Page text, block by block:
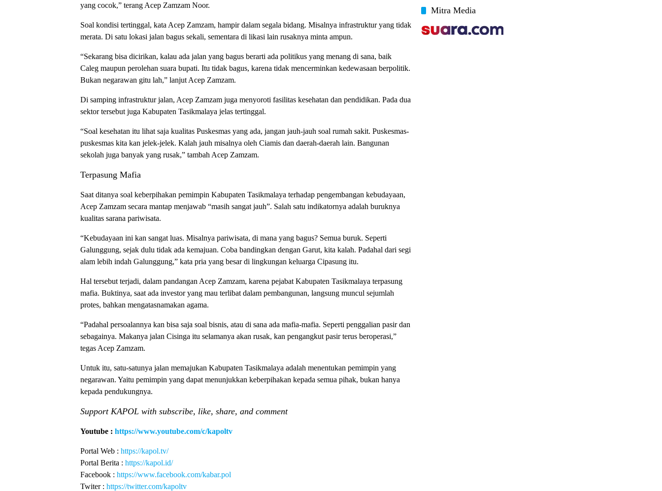
yang cocok,” terang Acep Zamzam Noor.
Soal kondisi tertinggal, kata Acep Zamzam, hampir dalam segala bidang. Misalnya infrastruktur yang tidak
merata. Di satu lokasi jalan bagus sekali, sementara di likasi lain rusaknya minta ampun.
“Sekarang bisa dicirikan, kalau ada jalan yang bagus berarti ada politikus yang menang di sana, baik
Caleg maupun perolehan suara bupati. Itu tidak bagus, karena tidak mencerminkan kedewasaan berpolitik.
Bukan negarawan gitu lah,” lanjut Acep Zamzam.
Di samping infrastruktur jalan, Acep Zamzam juga menyoroti fasilitas kesehatan dan pendidikan. Pada dua
sektor tersebut juga Kabupaten Tasikmalaya jelas tertinggal.
“Soal kesehatan itu lihat saja kualitas Puskesmas yang ada, jangan jauh-jauh soal rumah sakit. Puskesmas-
puskesmas kita kan jelek-jelek. Kalah jauh misalnya oleh Ciamis dan daerah-daerah lain. Bangunan
sekolah juga banyak yang rusak,” tambah Acep Zamzam.
Terpasung Mafia
Saat ditanya soal keberpihakan pemimpin Kabupaten Tasikmalaya terhadap pengembangan kebudayaan,
Acep Zamzam secara mantap menjawab “masih sangat jauh”. Salah satu indikatornya adalah buruknya
kualitas sarana pariwisata.
“Kebudayaan ini kan sangat luas. Misalnya pariwisata, di mana yang bagus? Semua buruk. Seperti
Galunggung, sejak dulu tidak ada kemajuan. Coba bandingkan dengan Garut, kita kalah. Padahal dari segi
alam lebih indah Galunggung,” kata pria yang besar di lingkungan keluarga Cipasung itu.
Hal tersebut terjadi, dalam pandangan Acep Zamzam, karena pejabat Kabupaten Tasikmalaya terpasung
mafia. Buktinya, saat ada investor yang mau terlibat dalam pembangunan, langsung muncul sejumlah
protes, bahkan mengatasnamakan agama.
“Padahal persoalannya kan bisa saja soal bisnis, atau di sana ada mafia-mafia. Seperti penggalian pasir dan
sebagainya. Makanya jalan Cisinga itu selamanya akan rusak, kan pengangkut pasir terus beroperasi,”
tegas Acep Zamzam.
Untuk itu, satu-satunya jalan memajukan Kabupaten Tasikmalaya adalah menentukan pemimpin yang
negarawan. Yaitu pemimpin yang dapat menunjukkan keberpihakan kepada semua pihak, bukan hanya
kepada pendukungnya.
Support KAPOL with subscribe, like, share, and comment
Youtube : https://www.youtube.com/c/kapoltv
Portal Web : https://kapol.tv/
Portal Berita : https://kapol.id/
Facebook : https://www.facebook.com/kabar.pol
Twiter : https://twitter.com/kapoltv
Mitra Media